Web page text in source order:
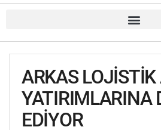
ARKAS LOJİSTİK
YATIRIMLARINA
EDİYOR